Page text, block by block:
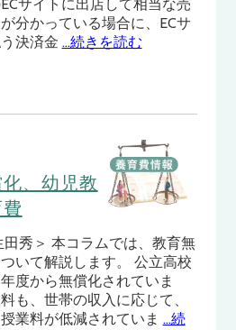
サイトに出店して相当な売
分かっている場合に、ECサ
決済金 …続きを読む
、幼児教
田秀＞ 本コラムでは、教育無
いて解説します。 公立高校
度から無償化されていま
も、世帯の収入に応じて、
業料が低減されていま …続